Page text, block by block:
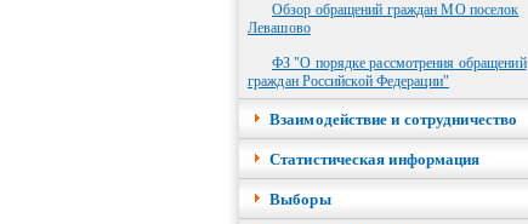
Обзор обращений граждан МО поселок
Левашово
ФЗ "О порядке рассмотрения обращений
граждан Российской Федерации"
Взаимодействие и сотрудничество
Cтатистическая информация
Выборы